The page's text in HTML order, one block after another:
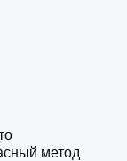
метод